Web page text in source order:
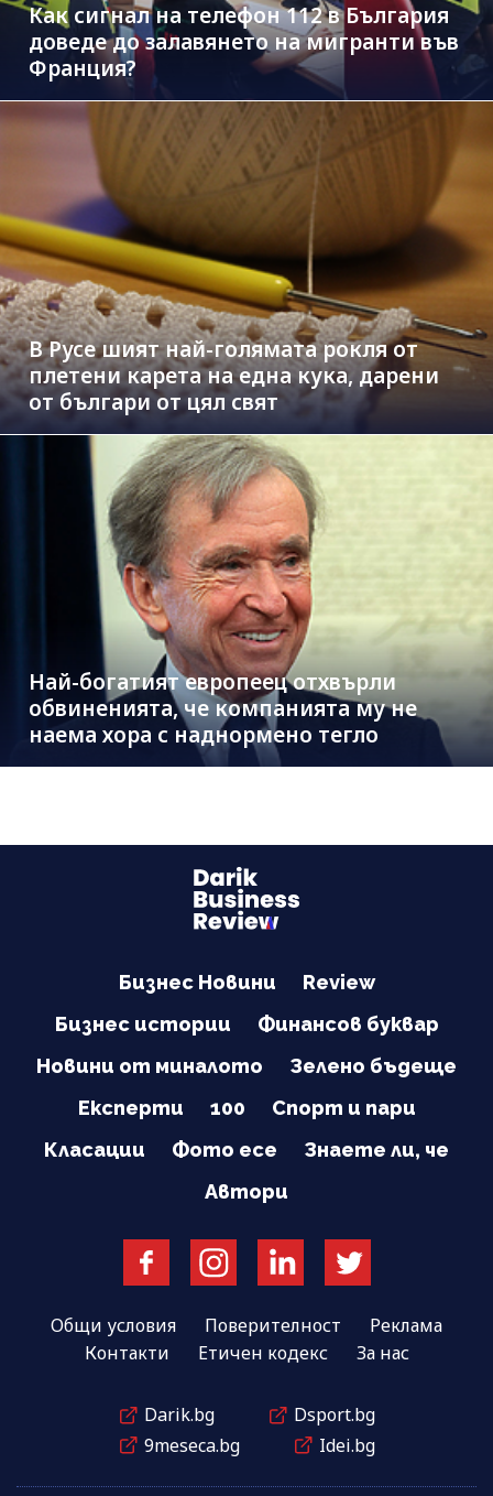
Как сигнал на телефон 112 в България
доведе до залавянето на мигранти във
Франция?
В Русе шият най-голямата рокля от
плетени карета на една кука, дарени
от българи от цял свят
Най-богатият европеец отхвърли
обвиненията, че компанията му не
наема хора с наднормено тегло
Бизнес Новини
Review
Бизнес истории
Финансов буквар
Новини от миналото
Зелено бъдеще
Експерти
100
Спорт и пари
Класации
Фото есе
Знаете ли, че
Автори
Общи условия Поверителност
Реклама
Контакти
Етичен кодекс За нас
Darik.bg
Dsport.bg
9meseca.bg
Idei.bg